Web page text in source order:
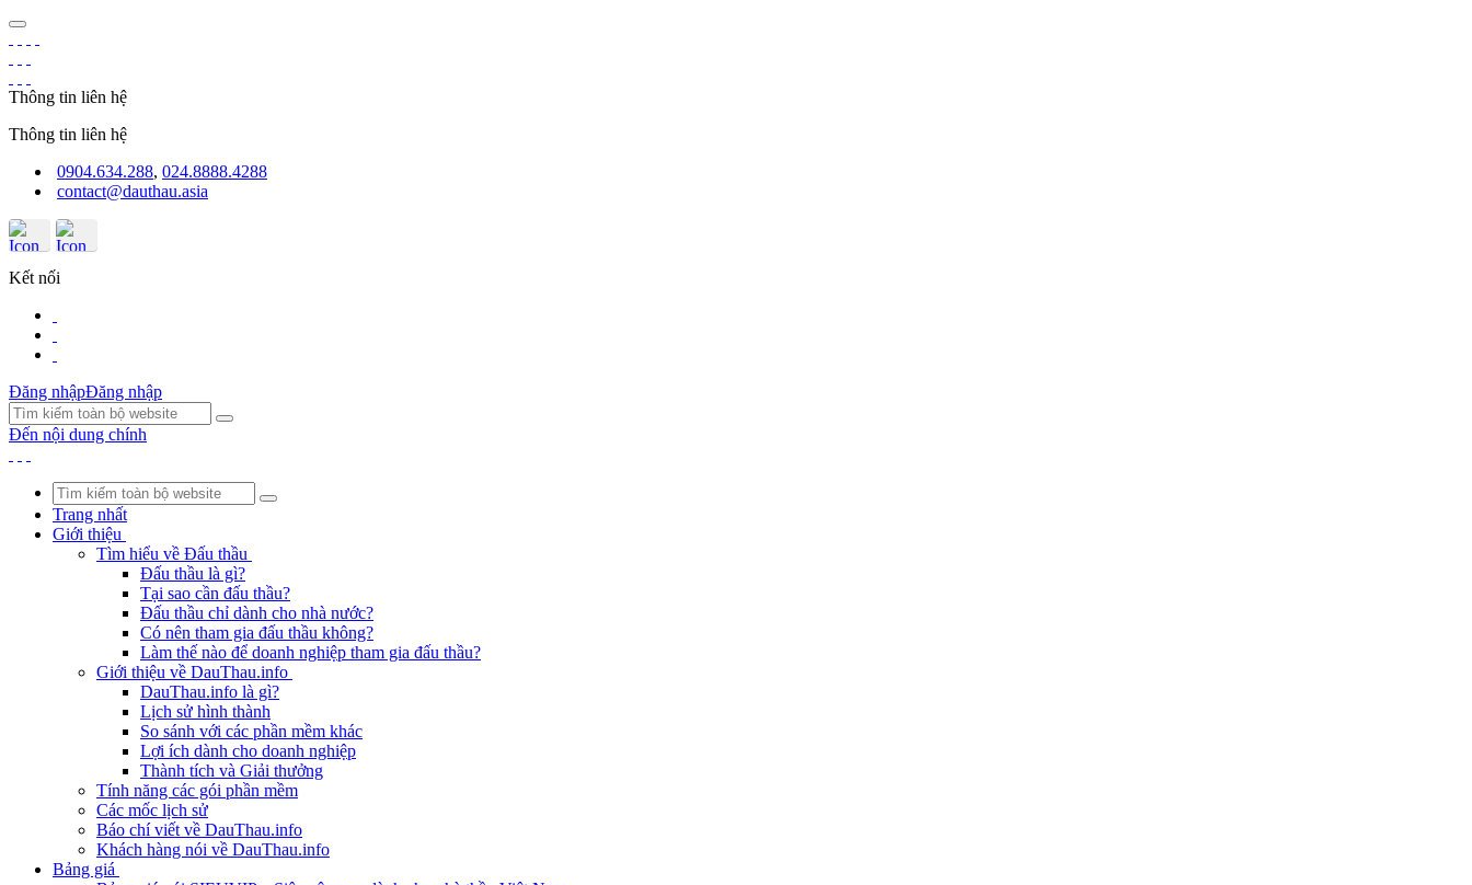
Thông tin liên hệ
Thông tin liên hệ
0904.634.288, 024.8888.4288
contact@dauthau.asia
Kết nối
Đăng nhậpĐăng nhập
Đến nội dung chính
Trang nhất
Giới thiệu
Tìm hiểu về Đấu thầu
Đấu thầu là gì?
Tại sao cần đấu thầu?
Đấu thầu chỉ dành cho nhà nước?
Có nên tham gia đấu thầu không?
Làm thế nào để doanh nghiệp tham gia đấu thầu?
Giới thiệu về DauThau.info
DauThau.info là gì?
Lịch sử hình thành
So sánh với các phần mềm khác
Lợi ích dành cho doanh nghiệp
Thành tích và Giải thưởng
Tính năng các gói phần mềm
Các mốc lịch sử
Báo chí viết về DauThau.info
Khách hàng nói về DauThau.info
Bảng giá